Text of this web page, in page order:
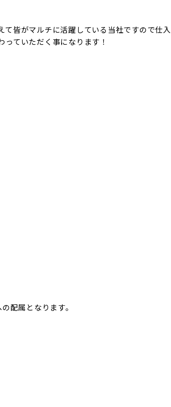
皆がマルチに活躍している当社ですので仕入
ていただく事になります！
配属となります。